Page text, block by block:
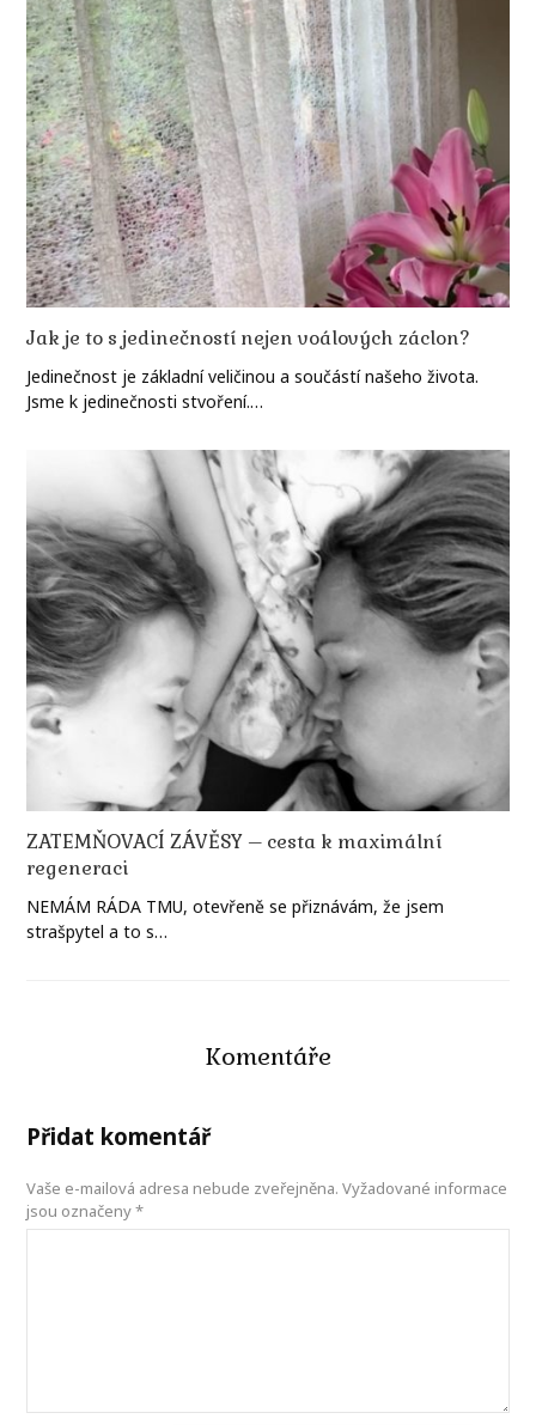
Jak je to s jedinečností nejen voálových záclon?
Jedinečnost je základní veličinou a součástí našeho života.
Jsme k jedinečnosti stvoření.…
ZATEMŇOVACÍ ZÁVĚSY – cesta k maximální
regeneraci
NEMÁM RÁDA TMU, otevřeně se přiznávám, že jsem
strašpytel a to s…
Komentáře
Přidat komentář
Vaše e-mailová adresa nebude zveřejněna. Vyžadované informace
jsou označeny*